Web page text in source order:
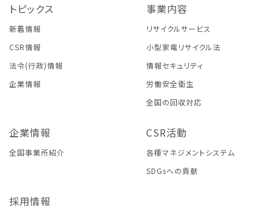
トピックス
新着情報
CSR情報
法令(行政)情報
企業情報
事業内容
リサイクルサービス
小型家電リサイクル法
情報セキュリティ
労働安全衛生
全国の回収対応
企業情報
全国事業所紹介
CSR活動
各種マネジメントシステム
SDGsへの貢献
採用情報